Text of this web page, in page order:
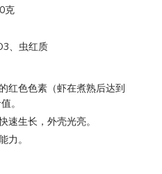
克
、虫红质
红色色素（虾在煮熟后达到
。
速生长，外壳光亮。
力。